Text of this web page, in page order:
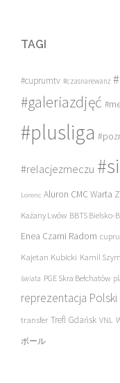
TAGI
#cuprumtv #czasnarewanż
#galeriazdjęć
#plusliga
#relacjezmeczu
Lorenc Aluron CMC Warta
Każany Lwów BBTS Bielsko-
Enea Czarni Radom
Kajetan Kubicki Kamil
świata PGE Skra Bełchatów
reprezentacja Polski
transfer Trefl Gdańsk VNL
ボール